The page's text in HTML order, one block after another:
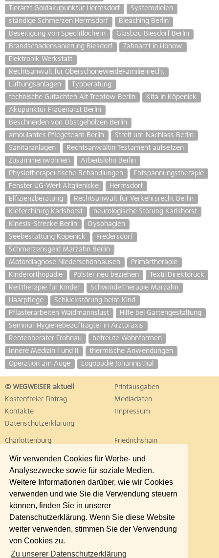
Wir verwenden Cookies für Werbe- und
Analysezwecke sowie für soziale Medien.
Weitere Informationen darüber, wie wir Cookies
verwenden und wie Sie die Verwendung steuern
können, finden Sie in unserer
Datenschutzerklärung. Wenn Sie diese Website
weiter verwenden, stimmen Sie der Verwendung
von Cookies zu.
Zu unserer Datenschutzerklärung
Tierarzt Goldakupunktur Hermsdorf
Systemdielen
ständige Schmerzen Hermsdorf
Bleaching Berlin
Beseitigung von Spechtlöchern
Glasbau Biesdorf Berlin
Brandschadensanierung Biesdorf
Zahnarzt in Hönow
Elektronik Werkstatt
Rechtsanwalt für OberschöneweideFamilienrecht
Lüftungsanlagen
Typberatung
technische Gutachten Alt-Treptow Berlin
Kita in Köpenick
Akupunktur Frauenarzt Berlin
Beschneiden von Obstgehölzen Berlin
ambulantes Pflegeteam Berlin
Streit um Nachlass Berlin
Sanitäranlagen
Rechtsanwältin Testament aufsetzen
Zusammenwohnen
Arbeitslohn Berlin
Physiotherapeutische Behandlungen
Entspannungstherapie
Fenster UG-Wert Altglienicke
Hermsdorf
Effizienzberatung
Rechtsanwalt für Verkehrsrecht Berlin
Kieferchirurg Karlshorst
neurologische Störung Karlshorst
Kinesis-Strecke Berlin
Dysphagien
Seebestattung Köpenick
Fredersdorf
Schmerzensgeld Marzahn Berlin
Motordiagnose Niederschönhausen
Primärtherapie
Kinderorthopädie
Polster neu beziehen
Textil Direktdruck
Reittherapie für Kinder
Schwindeltherapie Marzahn
Haarpflege
Schluckstörung beim Kind
Pflasterarbeiten Waidmannslust
Hilfe bei Gartengestaltung
Seminar Hygienebeauftragter in Arztpraxis
Rentenberater Frohnau
betreute Wohnformen
Innere Medizin I und II
thermische Anwendungen
Operation am Auge
Logopädie Johannisthal
© WEGWEISER aktuell
Printausgaben
Kostenfreier Eintrag
Mediadaten
Kontakte
Impressum
Datenschutzerklärung
Charlottenburg
Friedrichshain
Lichtenberg
Marzahn
Neukölln
Pankow
Reinickendorf
Schöneberg
Spandau
Steglitz
Tempelhof
Treptow
Umland Ost